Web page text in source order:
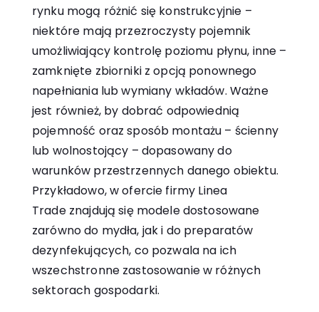
rynku mogą różnić się konstrukcyjnie –
niektóre mają przezroczysty pojemnik
umożliwiający kontrolę poziomu płynu, inne –
zamknięte zbiorniki z opcją ponownego
napełniania lub wymiany wkładów. Ważne
jest również, by dobrać odpowiednią
pojemność oraz sposób montażu – ścienny
lub wolnostojący – dopasowany do
warunków przestrzennych danego obiektu.
Przykładowo, w ofercie firmy Linea
Tradeznajdują się modele dostosowane
zarówno do mydła, jak i do preparatów
dezynfekujących, co pozwala na ich
wszechstronne zastosowanie w różnych
sektorach gospodarki.